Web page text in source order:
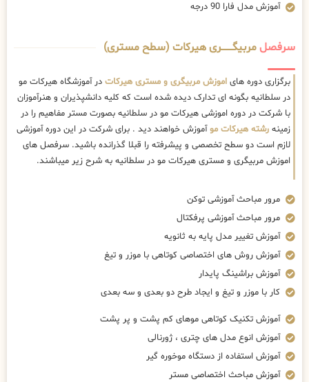
آموزش مدل فارا 90 درجه
سرفصلمربیگــــــــری هیرکات (سطح مستری)
برگزاری دوره های اموزش مربیگری و مستری هیرکات در آموزشگاه هیرکات مو
در سلطانیه بگونه ای تدارک دیده شده است که کلیه دانشپذیران و هنرآموزان
با شرکت در دوره اموزشی هیرکات مو در سلطانیه بصورت مستر مفاهیم را در
زمینه رشته هیرکات موآموزش خواهند دید . برای شرکت در این دوره آموزشی
لازم است دو سطح تخصصی و پیشرفته را قبلا گذرانده باشید. سرفصل های
اموزش مربیگری و مستری هیرکات مو در سلطانیه به شرح زیر میباشند.
مرور مباحث آموزشی توکن
مرور مباحث آموزشی پرفکتال
آموزش تغییر مدل پایه به ثانویه
آموزش روش های اختصاصی کوتاهی با موزر و تیغ
آموزش براشینگ پایدار
کار با موزر و تیغ و ایجاد طرح دو بعدی و سه بعدی
آموزش تکنیک کوتاهی موهای کم پشت و پر پشت
آموزش انوع مدل های چتری ، ژورنالی
آموزش استفاده از دستگاه موخوره گیر
آموزش مباحث اختصاصی مستر